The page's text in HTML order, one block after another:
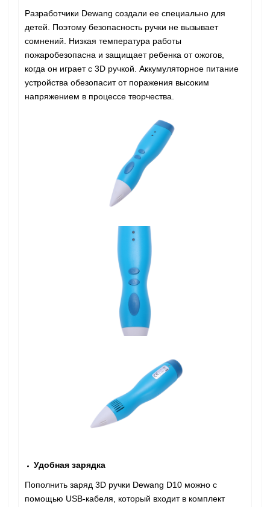
Разработчики Dewang создали ее специально для
детей. Поэтому безопасность ручки не вызывает
сомнений. Низкая температура работы
пожаробезопасна и защищает ребенка от ожогов,
когда он играет с 3D ручкой. Аккумуляторное питание
устройства обезопасит от поражения высоким
напряжением в процессе творчества.
Удобная зарядка
Пополнить заряд 3D ручки Dewang D10 можно с
помощью USB-кабеля, который входит в комплект